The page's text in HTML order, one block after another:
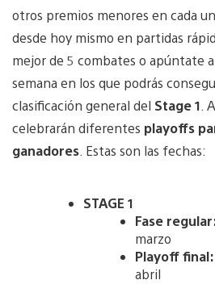
otros premios menores en cada
desde hoy mismo en partidas
mejor de 5 combates o apúntate
semana en los que podrás
clasificación general del Stage 1 .
celebrarán diferentes playoffs
ganadores . Estas son las fechas:
STAGE 1
Fase
marzo
Playoff final:
abril